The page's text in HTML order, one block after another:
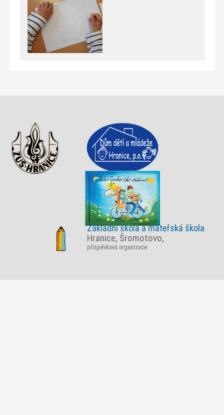
Základní škola a mateřská škola
Hranice, Šromotovo,
příspěvková organizace